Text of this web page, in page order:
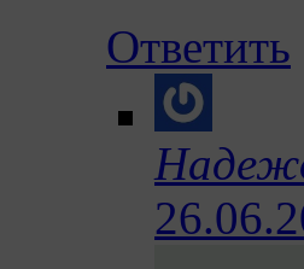
Ответить